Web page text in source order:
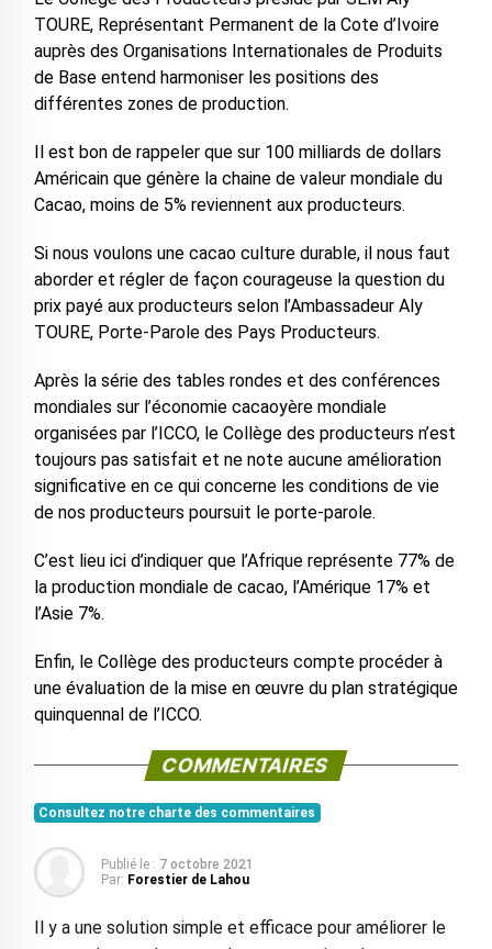
TOURE, Représentant Permanent de la Cote d’Ivoire
auprès des Organisations Internationales de Produits
de Base entend harmoniser les positions des
différentes zones de production.
Il est bon de rappeler que sur 100 milliards de dollars
Américain que génère la chaine de valeur mondiale du
Cacao, moins de 5% reviennent aux producteurs.
Si nous voulons une cacao culture durable, il nous faut
aborder et régler de façon courageuse la question du
prix payé aux producteurs selon l’Ambassadeur Aly
TOURE, Porte-Parole des Pays Producteurs.
Après la série des tables rondes et des conférences
mondiales sur l’économie cacaoyère mondiale
organisées par l’ICCO, le Collège des producteurs n’est
toujours pas satisfait et ne note aucune amélioration
significative en ce qui concerne les conditions de vie
de nos producteurs poursuit le porte-parole.
C’est lieu ici d’indiquer que l’Afrique représente 77% de
la production mondiale de cacao, l’Amérique 17% et
l’Asie 7%.
Enfin, le Collège des producteurs compte procéder à
une évaluation de la mise en œuvre du plan stratégique
quinquennal de l’ICCO.
COMMENTAIRES
Consultez notre charte des commentaires
Publié le : 7 octobre 2021
Par: Forestier de Lahou
Il y a une solution simple et efficace pour améliorer le